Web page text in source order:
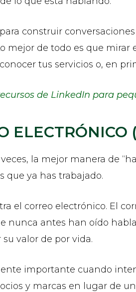
construir
mejor de todo es que
tus servicios o, en
de LinkedIn para
ELECTRÓNICO
la mejor manera de
que ya has trabajado.
el correo electrónico. El
nunca antes han oído
valor de por vida.
importante cuando
y marcas en lugar de